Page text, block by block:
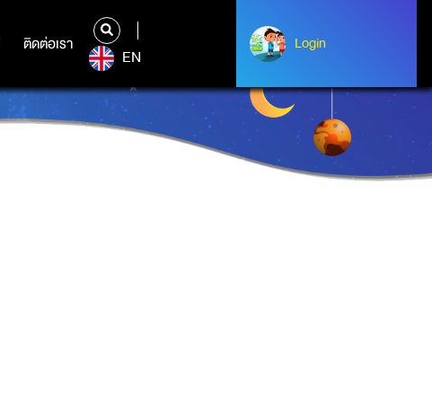
ติดต่อเรา
ติดต่อเรา
EN
Login
Login